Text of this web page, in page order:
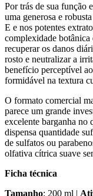
Por trás de sua função
uma generosa e
E e nos potentes
complexidade
recuperar os danos
rosto e neutralizar a
benefício perceptível
formidável na textura
O formato comercial
parece um grande
excelente barganha no
dispensa quantidade
de sulfatos ou
olfativa cítrica suave
Ficha técnica
Tamanho: 200 ml |